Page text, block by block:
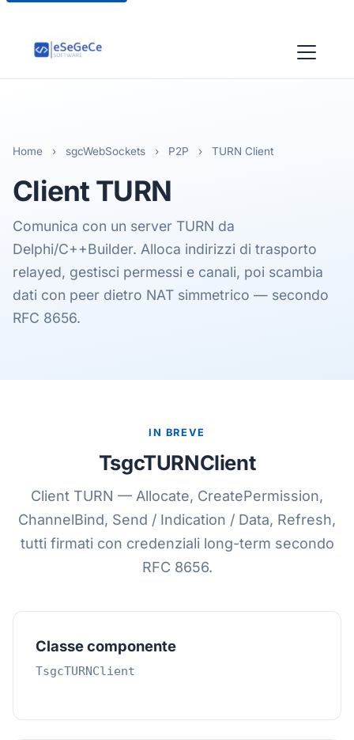
Home › sgcWebSockets › P2P › TURN Client
Client TURN
Comunica con un server TURN da
Delphi/C++Builder. Alloca indirizzi di trasporto
relayed, gestisci permessi e canali, poi scambia
dati con peer dietro NAT simmetrico — secondo
RFC 8656.
IN BREVE
TsgcTURNClient
Client TURN — Allocate, CreatePermission,
ChannelBind, Send / Indication / Data, Refresh,
tutti firmati con credenziali long-term secondo
RFC 8656.
Classe componente
TsgcTURNClient